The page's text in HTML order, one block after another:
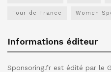
Tour de France Women
Informations éditeur
Sponsoring.fr est édité par le